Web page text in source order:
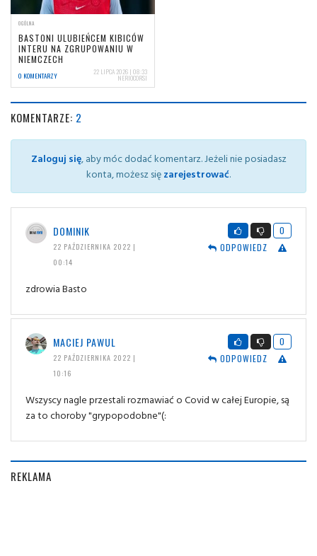
OGÓLNA
BASTONI ULUBIEŃCEM KIBICÓW
INTERU NA ZGRUPOWANIU W
NIEMCZECH
0 KOMENTARZY 22 LIPCA 2026 | 08:33
NERIOCORSI
KOMENTARZE: 2
Zaloguj się, aby móc dodać komentarz. Jeżeli nie posiadasz
konta, możesz sięzarejestrować.
DOMINIK
22 PAŹDZIERNIKA 2022 |
00:14
0
ODPOWIEDZ
zdrowia Basto
MACIEJ PAWUL
22 PAŹDZIERNIKA 2022 |
10:16
0
ODPOWIEDZ
Wszyscy nagle przestali rozmawiać o Covid w całej Europie, są
za to choroby "grypopodobne"(:
REKLAMA